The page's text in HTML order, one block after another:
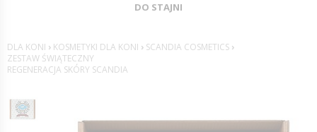
DO STAJNI
DLA KONI › KOSMETYKI DLA KONI › SCANDIA COSMETICS ›
ZESTAW ŚWIĄTECZNY
REGENERACJA SKÓRY SCANDIA